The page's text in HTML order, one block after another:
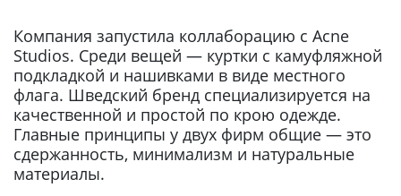
Компания запустила коллаборацию с Acne
Studios. Среди вещей — куртки с камуфляжной
подкладкой и нашивками в виде местного
флага. Шведский бренд специализируется на
качественной и простой по крою одежде.
Главные принципы у двух фирм общие — это
сдержанность, минимализм и натуральные
материалы.